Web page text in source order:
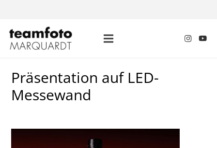
Präsentation auf LED-
Messewand